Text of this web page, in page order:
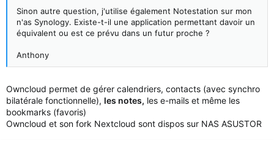
Sinon autre question, j'utilise également Notestation sur mon
n'as Synology. Existe-t-il une application permettant davoir un
équivalent ou est ce prévu dans un futur proche ?
Anthony
Owncloud permet de gérer calendriers, contacts (avec synchro
bilatérale fonctionnelle), les notes, les e-mails et même les
bookmarks (favoris)
Owncloud et son fork Nextcloud sont dispos sur NAS ASUSTOR